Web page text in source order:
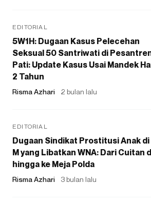
EDITORIAL
5W1H: Dugaan Kasus Pelecehan
Seksual 50 Santriwati di
Pati: Update Kasus Usai Mandek
2 Tahun
Risma Azhari 2 bulan lalu
EDITORIAL
Dugaan Sindikat Prostitusi Anak di
M yang Libatkan WNA: Dari Cuitan
hingga ke Meja Polda
Risma Azhari 3 bulan lalu